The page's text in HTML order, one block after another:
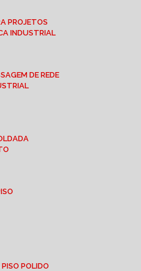
PROJETOS
INDUSTRIAL
DE REDE
PISO POLIDO